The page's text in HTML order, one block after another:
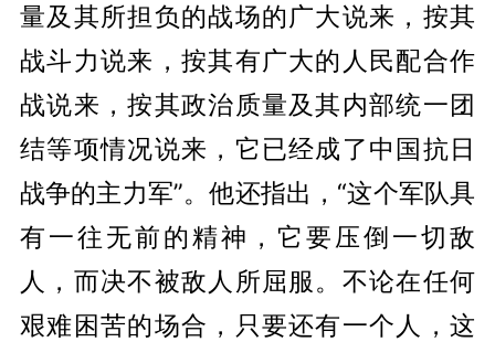
量及其所担负的战场的广大说来，按其
战斗力说来，按其有广大的人民配合作
战说来，按其政治质量及其内部统一团
结等项情况说来，它已经成了中国抗日
战争的主力军”。他还指出，“这个军队具
有一往无前的精神，它要压倒一切敌
人，而决不被敌人所屈服。不论在任何
艰难困苦的场合，只要还有一个人，这